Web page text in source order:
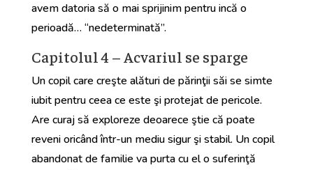
avem datoria să o mai sprijinim pentru incă o
perioadă… “nedeterminată”.
Capitolul 4 – Acvariul se sparge
Un copil care creşte alături de părinţii săi se simte
iubit pentru ceea ce este şi protejat de pericole.
Are curaj să exploreze deoarece ştie că poate
reveni oricând într-un mediu sigur şi stabil. Un copil
abandonat de familie va purta cu el o suferinţă